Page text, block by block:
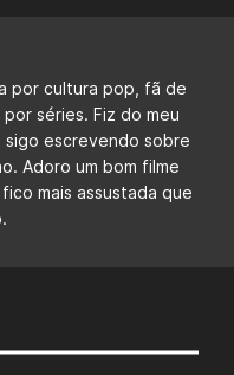
por cultura pop, fã de
séries. Fiz do meu
sigo escrevendo sobre
Adoro um bom filme
mais assustada que